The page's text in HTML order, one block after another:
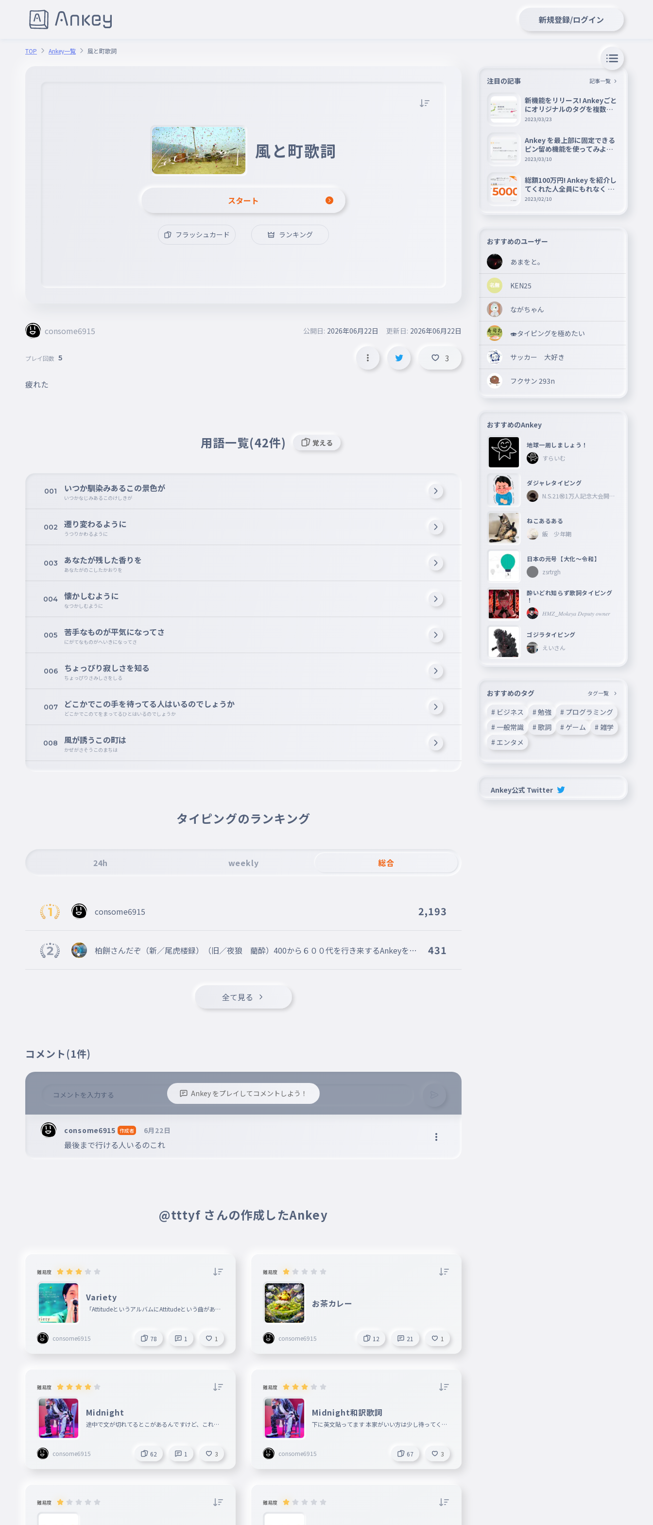
新規登録/ログイン
TOP Ankey一覧 風と町歌詞
風と町歌詞
スタート
フラッシュカード ランキング
consome6915 公開日: 2026年06月22日 更新日: 2026年06月22日
プレイ回数 5 3
疲れた
用語一覧(42件) 覚える
001 いつか馴染みあるこの景色が
いつかなじみあるこのけしきが
002 遷り変わるように
うつりかわるように
003 あなたが残した香りを
あなたがのこしたかおりを
004 懐かしむように
なつかしむように
005 苦手なものが平気になってさ
にがてなものがへいきになってさ
006 ちょっぴり寂しさを知る
ちょっぴりさみしさをしる
007 どこかでこの手を待ってる人はいるのでしょうか
どこかでこのてをまってるひとはいるのでしょうか
008 風が誘うこの町は
かぜがさそうこのまちは
わたしは奇跡の愛で生まれて
014 思い返す
風はただ知っている
かぜはただしっている
いつか別れあるこの旅路が
019 何の意味を紡いで
なんのいみをつむいで
023
ゆれたはのやさしさも
024 やり場のない惨たらしさも
ここにもその手を待ってる
026 わたしが居るのだから
わたしがいるのだから
027 風が唄うこの町で
かぜがうたうこのまちで
わたしは確かな強さを学んで
わたしはたしかなつよさをまなんで
029
だれしもがもつむねのきずも
タイピングのランキング
24h weekly 総合
consome6915 2,193
柏餅さんだぞ（新／尾虎楼録）（旧／夜狼 藺酔）400から６００代を行き来するAnkeyをし
431
全て見る
コメント (1件)
Ankey をプレイしてコメントしよう！
※コメントするには、ログインが必要です。
consome6915 作成者 6月22日
最後まで行ける人いるのこれ
@tttyf さんの作成したAnkey
難易度
Variety
「AttitudeというアルバムにAttitudeという曲がある
た。」byもっくん https://typing-tube.net/play/typi
consome6915 78 1 1
難易度
お茶カレー
consome6915 12 21 1
難易度
Midnight
途中で文が切れてるとこがあるんですけど、これは
consome6915 62 1 3
難易度
Midnight和訳歌詞
下に英文貼ってます 本家がいい方は少し待ってくだ
consome6915 67 3
難易度 難易度
注目の記事 記事一覧
新機能をリリース! Ankeyごと
にオリジナルのタグを複数設
定できる『タグ機能』を紹介
2023/03/23
Ankey を最上部に固定できる
ピン留め機能を使ってみよう
📌
2023/03/10
総額100万円! Ankey を紹介し
てくれた人全員にもれなく A
mazon ギフト券 5000 円分を
2023/02/10
おすすめのユーザー
あまをと。
KEN25
ながちゃん
🍣タイピングを極めたい
サッカー 大好き
フクサン 293n
おすすめのAnkey
地球一周しましょう！
すらいむ
ダジャレタイピング
N.S.21㊗︎1万人記念大会開催
ねこあるある
飯 少年期
日本の元号【大化〜令和】
zsrtrgh
酔いどれ知らず歌詞タイピング
！
𝐻𝑀𝑍_𝑀𝑜𝑘𝑒𝑦𝑎 𝐷𝑒𝑝𝑢𝑡𝑦 𝑜𝑤𝑛𝑒𝑟
ゴジラタイピング
えいさん
おすすめのタグ タグ一覧
# ビジネス # 勉強
# プログラミング
# 一般常識
# 歌詞 # ゲーム
# 雑学
# エンタメ
Ankey公式 Twitter